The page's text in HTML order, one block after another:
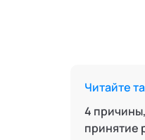
Читайте
4
принятие